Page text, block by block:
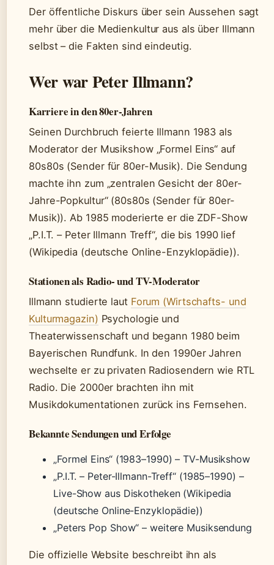
Der öffentliche Diskurs über sein Aussehen sagt
mehr über die Medienkultur aus als über Illmann
selbst – die Fakten sind eindeutig.
Wer war Peter Illmann?
Karriere in den 80er-Jahren
Seinen Durchbruch feierte Illmann 1983 als
Moderator der Musikshow „Formel Eins“ auf
80s80s (Sender für 80er-Musik). Die Sendung
machte ihn zum „zentralen Gesicht der 80er-
Jahre-Popkultur“ (80s80s (Sender für 80er-
Musik)). Ab 1985 moderierte er die ZDF-Show
„P.I.T. – Peter Illmann Treff“, die bis 1990 lief
(Wikipedia (deutsche Online-Enzyklopädie)).
Stationen als Radio- und TV-Moderator
Illmann studierte laut Forum (Wirtschafts- und
Kulturmagazin) Psychologie und
Theaterwissenschaft und begann 1980 beim
Bayerischen Rundfunk. In den 1990er Jahren
wechselte er zu privaten Radiosendern wie RTL
Radio. Die 2000er brachten ihn mit
Musikdokumentationen zurück ins Fernsehen.
Bekannte Sendungen und Erfolge
„Formel Eins“ (1983–1990) – TV-Musikshow
„P.I.T. – Peter-Illmann-Treff“ (1985–1990) –
Live-Show aus Diskotheken (Wikipedia
(deutsche Online-Enzyklopädie))
„Peters Pop Show“ – weitere Musiksendung
Die offizielle Website beschreibt ihn als